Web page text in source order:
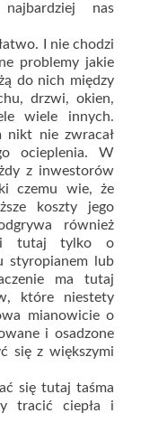
nas
I nie chodzi
problemy jakie
do nich między
drzwi, okien,
wiele innych.
nikt nie zwracał
ocieplenia. W
z inwestorów
czemu wie, że
koszty jego
również
tutaj tylko o
styropianem lub
ma tutaj
które niestety
mianowicie o
i osadzone
się z większymi
się tutaj taśma
tracić ciepła i